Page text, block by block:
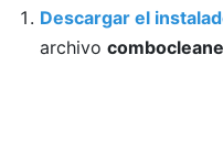
Descargar el
archivo